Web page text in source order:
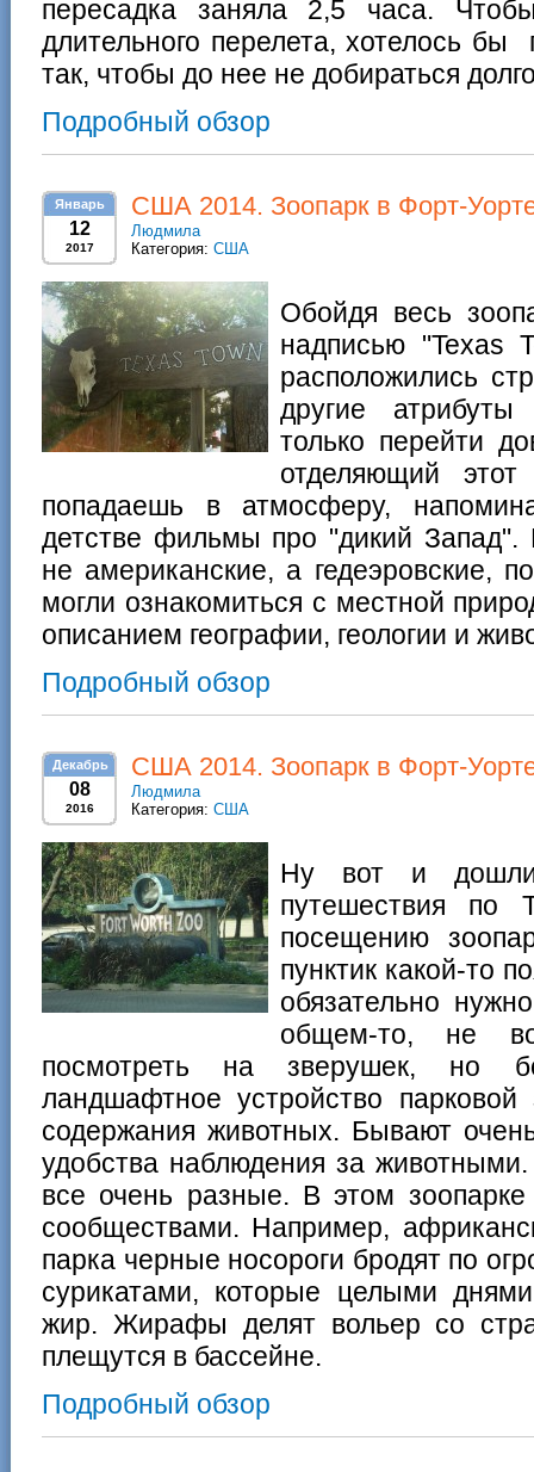
пересадка заняла 2,5 часа.
длительного перелета, хотелось
так, чтобы до нее не добираться
Подробный обзор
Январь
12
2017
США 2014. Зоопарк в Форт-
Людмила
Категория: США
Обойдя весь
надписью "Texas
расположились
другие
только перейти
отделяющий
попадаешь в атмосферу,
детстве фильмы про "дикий
не американские, а гедеэровские,
могли ознакомиться с местной
описанием географии, геологии и
Подробный обзор
Декабрь
08
2016
США 2014. Зоопарк в Форт-
Людмила
Категория: США
Ну вот и дошли
путешествия по
посещению
пунктик какой-то
обязательно
общем-то, не
посмотреть на зверушек, но
ландшафтное устройство
содержания животных. Бывают
удобства наблюдения за
все очень разные. В этом
сообществами. Например,
парка черные носороги бродят по
сурикатами, которые целыми
жир. Жирафы делят вольер со
плещутся в бассейне.
Подробный обзор